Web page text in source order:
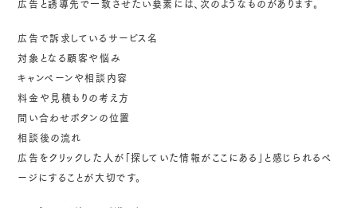
広告と誘導先で一致させたい要素には、次のようなものがあります。
広告で訴求しているサービス名
対象となる顧客や悩み
キャンペーンや相談内容
料金や見積もりの考え方
問い合わせボタンの位置
相談後の流れ
広告をクリックした人が「探していた情報がここにある」と感じられるペ
ージにすることが大切です。